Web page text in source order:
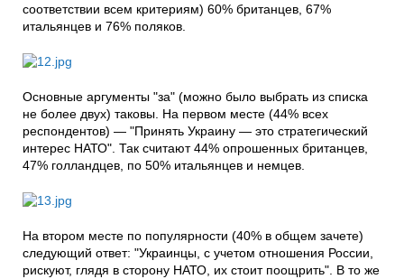
соответствии всем критериям) 60% британцев, 67%
итальянцев и 76% поляков.
Основные аргументы "за" (можно было выбрать из списка
не более двух) таковы. На первом месте (44% всех
респондентов) — "Принять Украину — это стратегический
интерес НАТО". Так считают 44% опрошенных британцев,
47% голландцев, по 50% итальянцев и немцев.
На втором месте по популярности (40% в общем зачете)
следующий ответ: "Украинцы, с учетом отношения России,
рискуют, глядя в сторону НАТО, их стоит поощрить". В то же